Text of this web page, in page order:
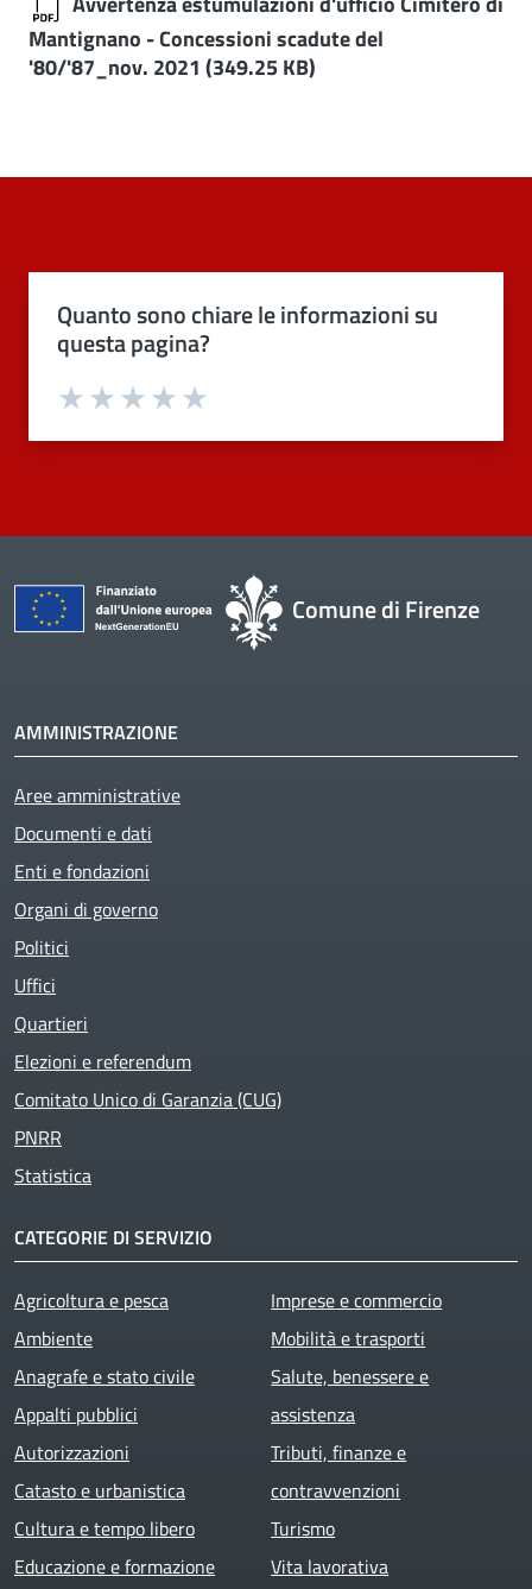
Mantignano - Concessioni scadute del
'80/'87_nov. 2021 (349.25 KB)
Quanto sono chiare le informazioni su
questa pagina?
Valuta 4 stelle su 5
Valuta 3 stelle su 5
Valuta 2 stelle su 5
Valuta 1 stelle su 5
Comune di Firenze
AMMINISTRAZIONE
Aree amministrative
Documenti e dati
Enti e fondazioni
Organi di governo
Politici
Uffici
Quartieri
Elezioni e referendum
Comitato Unico di Garanzia (CUG)
PNRR
Statistica
CATEGORIE DI SERVIZIO
Agricoltura e pesca
Ambiente
Anagrafe e stato civile
Appalti pubblici
Autorizzazioni
Catasto e urbanistica
Cultura e tempo libero
Educazione e formazione
Imprese e commercio
Mobilità e trasporti
Salute, benessere e
assistenza
Tributi, finanze e
contravvenzioni
Turismo
Vita lavorativa